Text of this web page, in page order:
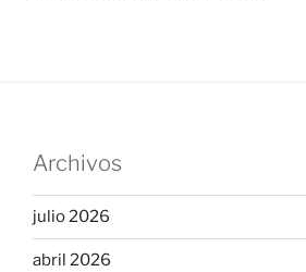
Archivos
julio 2026
abril 2026